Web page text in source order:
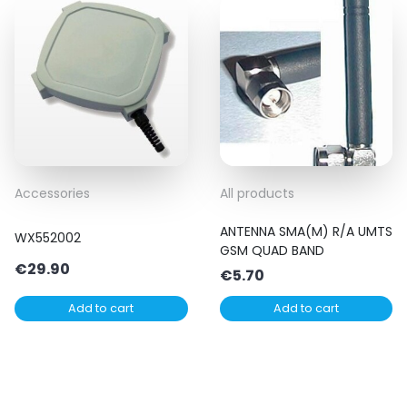
Accessories
WX552002
€29.90
Add to cart
All products
ANTENNA SMA(M) R/A UMTS
GSM QUAD BAND
€5.70
Add to cart